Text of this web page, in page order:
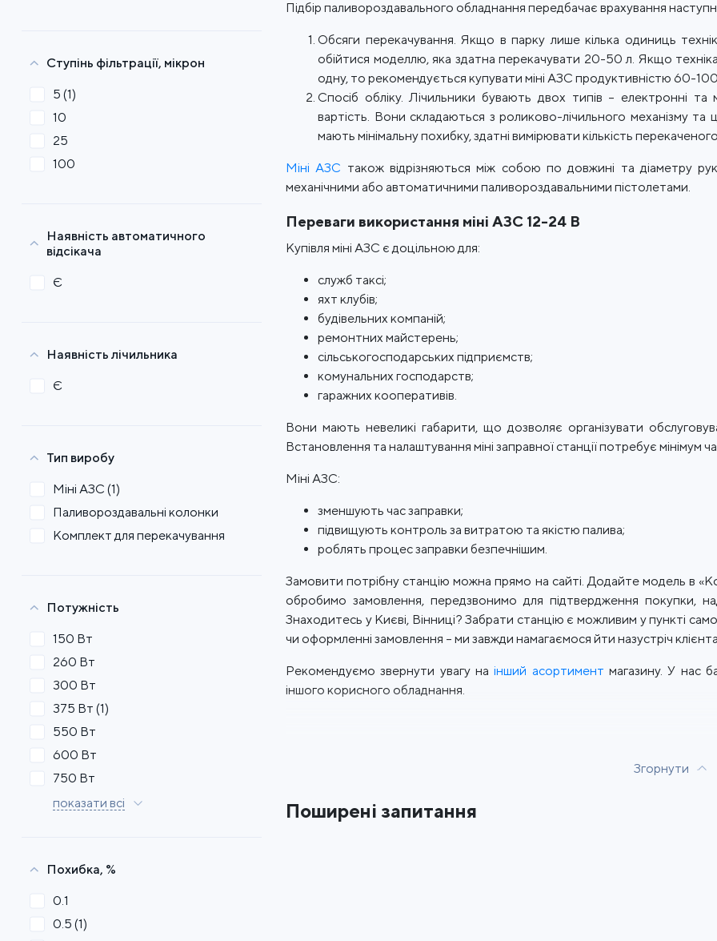
Ступінь фільтрації, мікрон
5 (1)
10
25
100
Наявність автоматичного
відсікача
Є
Наявність лічильника
Є
Тип виробу
Міні АЗС (1)
Паливороздавальні колонки
Комплект для перекачування
Потужність
150 Вт
260 Вт
300 Вт
375 Вт (1)
550 Вт
600 Вт
750 Вт
показати всі
Похибка, %
0.1
0.5 (1)
Підбір паливороздавального обладнання передбачає врахування
Обсяги перекачування. Якщо в парку лише кілька одиниць
обійтися моделлю, яка здатна перекачувати 20-50 л. Якщо
одну, то рекомендується купувати міні АЗС продуктивністю 60-100
Спосіб обліку. Лічильники бувають двох типів – електронні
вартість. Вони складаються з роликово-лічильного механізму
мають мінімальну похибку, здатні вимірювати кількість
Міні АЗС також відрізняються між собою по довжині та діаметру
механічними або автоматичними паливороздавальними пістолетами.
Переваги використання міні АЗС 12-24 В
Купівля міні АЗС є доцільною для:
служб таксі;
яхт клубів;
будівельних компаній;
ремонтних майстерень;
сільськогосподарських підприємств;
комунальних господарств;
гаражних кооперативів.
Вони мають невеликі габарити, що дозволяє організувати
Встановлення та налаштування міні заправної станції потребує мінімум
Міні АЗС:
зменшують час заправки;
підвищують контроль за витратою та якістю палива;
роблять процес заправки безпечнішим.
Замовити потрібну станцію можна прямо на сайті. Додайте модель в
обробимо замовлення, передзвонимо для підтвердження покупки,
Знаходитесь у Києві, Вінниці? Забрати станцію є можливим у пункті
чи оформленні замовлення – ми завжди намагаємося йти назустріч
Рекомендуємо звернути увагу наінший асортимент магазину. У нас
іншого корисного обладнання.
Згорнути
Поширені запитання